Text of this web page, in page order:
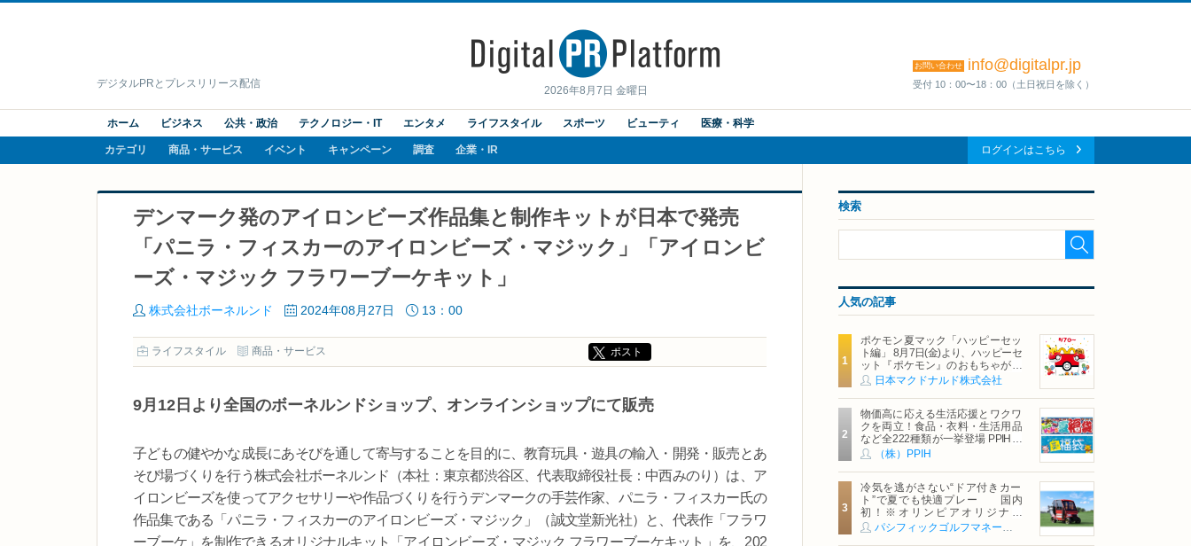
2026年8月7日 金曜日
デジタルPRとプレスリリース配信
お問い合わせ info@digitalpr.jp
受付 10：00〜18：00（土日祝日を除く）
ホーム ビジネス 公共・政治 テクノロジー・IT エンタメ ライフスタイル スポーツ ビューティ 医療・科学
カテゴリ 商品・サービス イベント キャンペーン 調査 企業・IR ログインはこちら
デンマーク発のアイロンビーズ作品集と制作キットが日本で発売
「パニラ・フィスカーのアイロンビーズ・マジック」「アイロンビ
ーズ・マジック フラワーブーケキット」
株式会社ボーネルンド 2024年08月27日 13：00
ライフスタイル 商品・サービス ポスト
9月12日より全国のボーネルンドショップ、オンラインショップにて販売
子どもの健やかな成長にあそびを通して寄与することを目的に、教育玩具・遊具の輸入・開発・販売とあ
そび場づくりを行う株式会社ボーネルンド（本社：東京都渋谷区、代表取締役社長：中西みのり）は、ア
イロンビーズを使ってアクセサリーや作品づくりを行うデンマークの手芸作家、パニラ・フィスカー氏の
作品集である「パニラ・フィスカーのアイロンビーズ・マジック」（誠文堂新光社）と、代表作「フラワ
ーブーケ」を制作できるオリジナルキット「アイロンビーズ・マジック フラワーブーケキット」を、202
検索
人気の記事
ポケモン夏マック「ハッピーセッ
ト編」 8月7日(金)より、ハッピーセ
ット『ポケモン』のおもちゃが期
間限定登場
日本マクドナルド株式会社
物価高に応える生活応援とワクワ
クを両立！食品・衣料・生活用品
など全222種類が一挙登場 PPIHグ
ループ「夏福袋」＆セール 8月6日
(木)より順次スタート
（株）PPIH
冷気を逃がさない“ドア付きカー
ト”で夏でも快適プレー 国内
初！※オリンピアオリジナル
「AirCon Cart（エアコンカー
ト）」導入 | ＰＧＭ